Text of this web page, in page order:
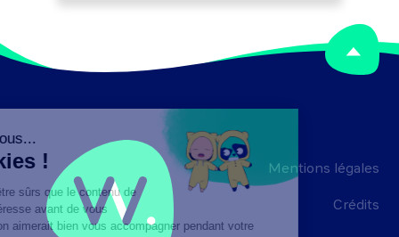
entreprises en difficulté. Peut
Mentions légales
Crédits